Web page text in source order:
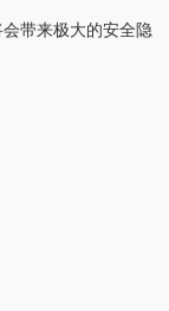
带来极大的安全隐